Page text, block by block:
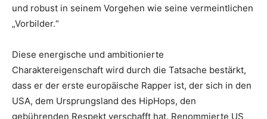
und robust in seinem Vorgehen wie seine vermeintlichen
„Vorbilder.“
Diese energische und ambitionierte
Charaktereigenschaft wird durch die Tatsache bestärkt,
dass er der erste europäische Rapper ist, der sich in den
USA, dem Ursprungsland des HipHops, den
gebührenden Respekt verschafft hat. Renommierte US